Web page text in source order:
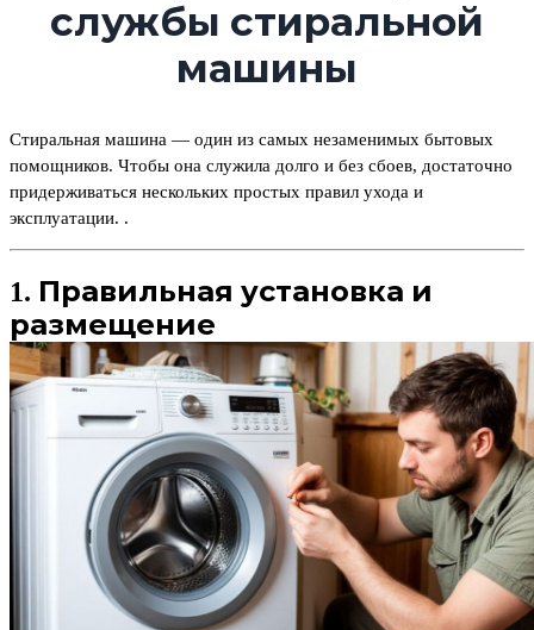
службы стиральной
машины
Стиральная машина — один из самых незаменимых бытовых
помощников. Чтобы она служила долго и без сбоев, достаточно
придерживаться нескольких простых правил ухода и
эксплуатации. .
1. Правильная установка и
размещение